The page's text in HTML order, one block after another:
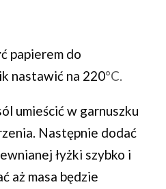
papierem do
nastawić na 220°C.
umieścić w garnuszku
Następnie dodać
łyżki szybko i
aż masa będzie